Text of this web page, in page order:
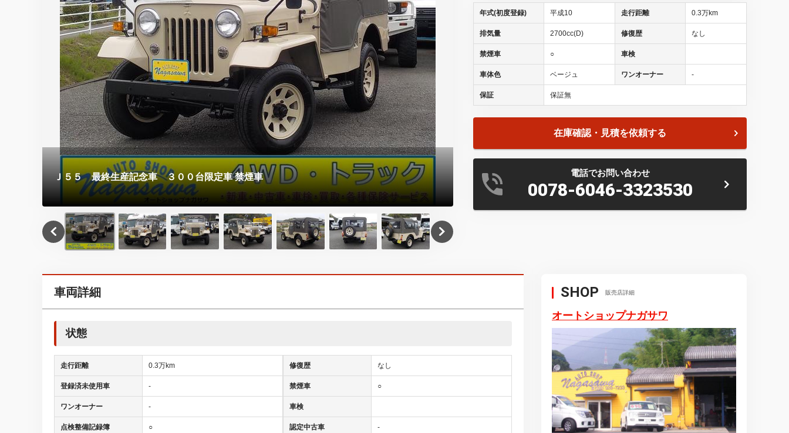
Ｊ５５ 最終生産記念車 ３００台限定車 禁煙車
年式(初度登録) 平成10 走行距離 0.3万km
排気量 2700cc(D) 修復歴 なし
禁煙車 ○ 車検
車体色 ベージュ ワンオーナー -
保証 保証無
在庫確認・見積を依頼する
電話でお問い合わせ
0078-6046-3323530
車両詳細
状態
走行距離 0.3万km
登録済未使用車 -
ワンオーナー -
点検整備記録簿 ○
修復歴 なし
禁煙車 ○
車検
認定中古車 -
SHOP 販売店詳細
オートショップナガサワ